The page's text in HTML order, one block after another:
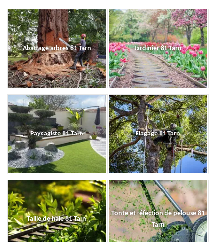
Abattage arbres 81 Tarn Jardinier 81 Tarn
Paysagiste 81 Tarn Elagage 81 Tarn
Taille de haie 81 Tarn
Tonte et réfection de pelouse 81
Tarn